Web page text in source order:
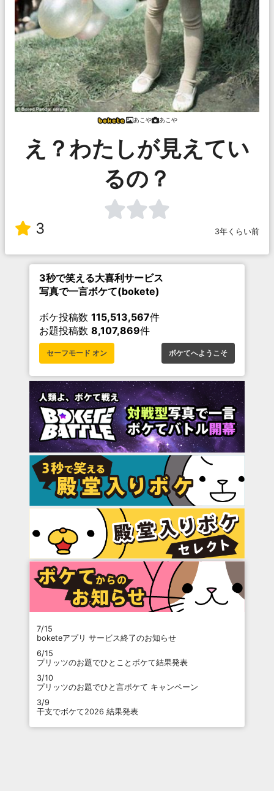
あこや あこや
え？わたしが見えてい
るの？
3 3年くらい前
3秒で笑える大喜利サービス
写真で一言ボケて(bokete)
ボケ投稿数 115,513,567件
お題投稿数 8,107,869件
セーフモード オン ボケてへようこそ
7/15
boketeアプリ サービス終了のお知らせ
6/15
プリッツのお題でひとことボケて結果発表
3/10
プリッツのお題でひと言ボケて キャンペーン
3/9
干支でボケて2026 結果発表